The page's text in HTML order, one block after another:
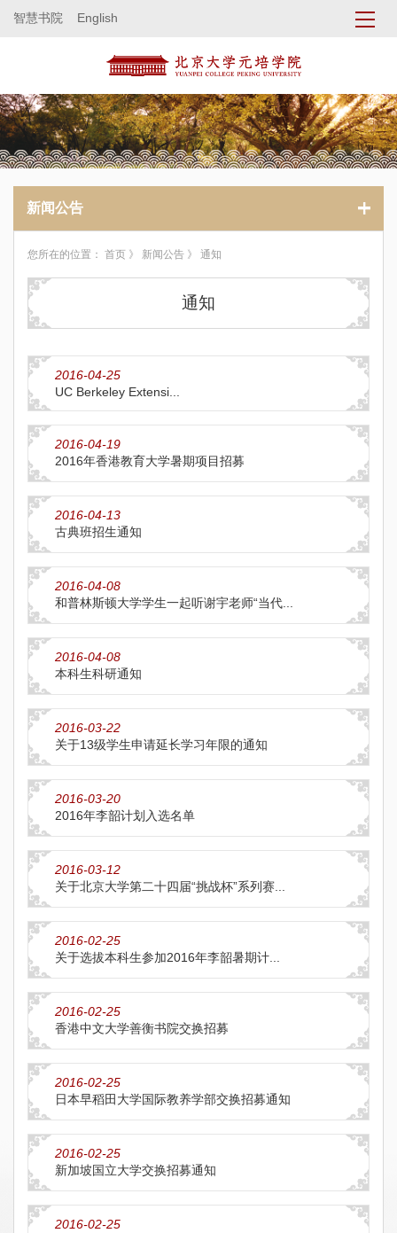
智慧书院 English
新闻公告
您所在的位置： 首页 》 新闻公告 》 通知
通知
2016-04-25
UC Berkeley Extensi...
2016-04-19
2016年香港教育大学暑期项目招募
2016-04-13
古典班招生通知
2016-04-08
和普林斯顿大学学生一起听谢宇老师“当代...
2016-04-08
本科生科研通知
2016-03-22
关于13级学生申请延长学习年限的通知
2016-03-20
2016年李韶计划入选名单
2016-03-12
关于北京大学第二十四届“挑战杯”系列赛...
2016-02-25
关于选拔本科生参加2016年李韶暑期计...
2016-02-25
香港中文大学善衡书院交换招募
2016-02-25
日本早稻田大学国际教养学部交换招募通知
2016-02-25
新加坡国立大学交换招募通知
2016-02-25